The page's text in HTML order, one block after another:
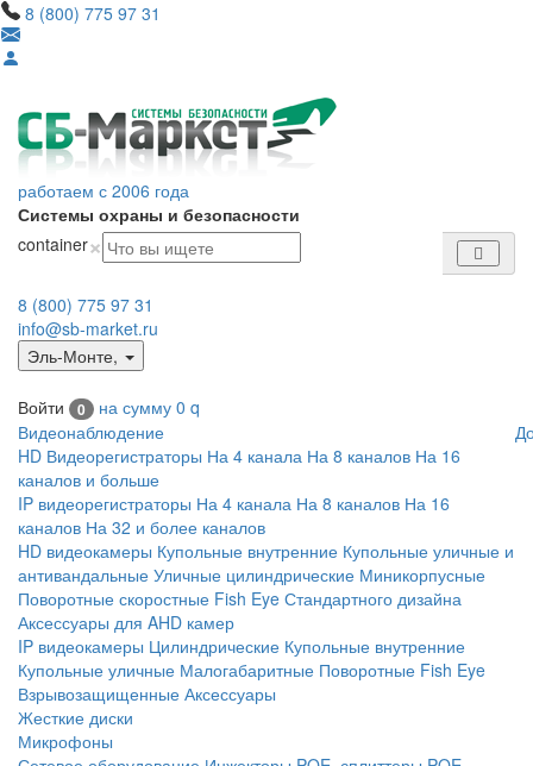
8 (800) 775 97 31
работаем с 2006 года
Системы охраны и безопасности
container×
8 (800) 775 97 31
info@sb-market.ru
Эль-Монте,
Войти 0 на сумму 0 q
Видеонаблюдение
HD Видеорегистраторы На 4 канала На 8 каналов На 16
каналов и больше
IP видеорегистраторы На 4 канала На 8 каналов На 16
каналов На 32 и более каналов
HD видеокамеры Купольные внутренние Купольные уличные и
антивандальные Уличные цилиндрические Миникорпусные
Поворотные скоростные Fish Eye Стандартного дизайна
Аксессуары для AHD камер
IP видеокамеры Цилиндрические Купольные внутренние
Купольные уличные Малогабаритные Поворотные Fish Eye
Взрывозащищенные Аксессуары
Жесткие диски
Микрофоны